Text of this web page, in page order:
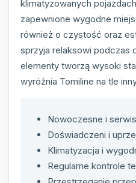
klimatyzowanych
zapewnione wygodne
również o czystość oraz
sprzyja relaksowi podczas
elementy tworzą wysoki
wyróżnia Tomiline na tle
Nowoczesne i
Doświadczeni i
Klimatyzacja i
Regularne kontrole